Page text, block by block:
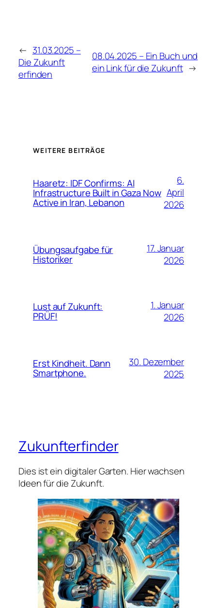
← 31.03.2025 –
Die Zukunft
erfinden
08.04.2025 – Ein Buch und
ein Link für die Zukunft →
WEITERE BEITRÄGE
Haaretz: IDF Confirms: AI
Infrastructure Built in Gaza Now
Active in Iran, Lebanon
6.
April
2026
Übungsaufgabe für
Historiker
17. Januar
2026
Lust auf Zukunft:
PRÜF!
1. Januar
2026
Erst Kindheit. Dann
Smartphone.
30. Dezember
2025
Zukunfterfinder
Dies ist ein digitaler Garten. Hier wachsen
Ideen für die Zukunft.